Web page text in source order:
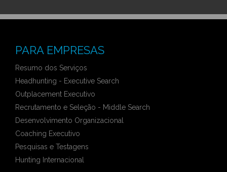
PARA EMPRESAS
Resumo dos Serviços
Headhunting - Executive Search
Outplacement Executivo
Recrutamento e Seleção - Middle Search
Desenvolvimento Organizacional
Coaching Executivo
Pesquisas e Testagens
Hunting Internacional